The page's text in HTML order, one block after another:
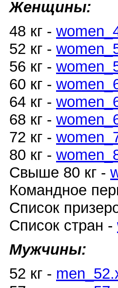
Женщины:
48 кг -
52 кг -
56 кг -
60 кг -
64 кг -
68 кг -
72 кг -
80 кг -
Свыше 80 кг -
Командное
Список
Список стран -
Мужчины:
52 кг -